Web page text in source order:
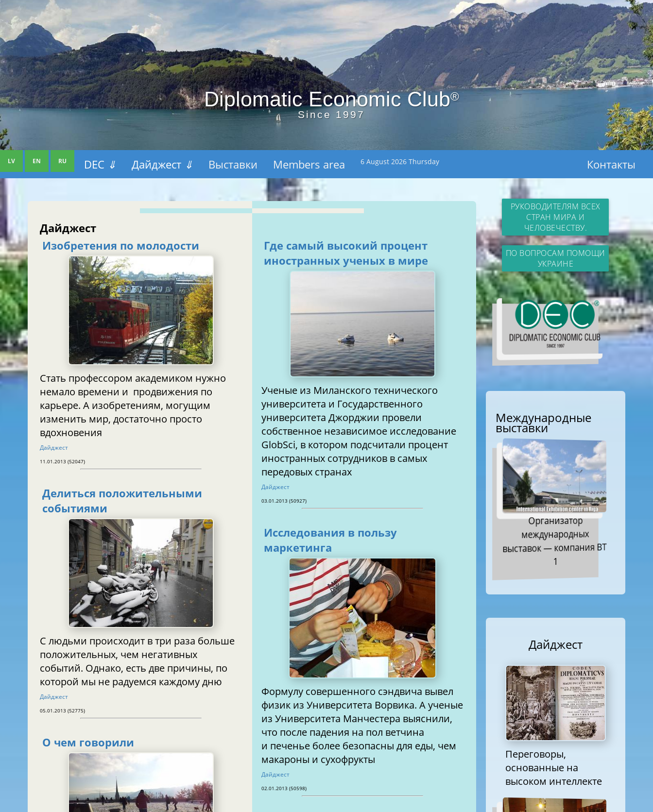
Diplomatic Economic Club®
Since 1997
LV EN RU DEC ⇓ Дайджест ⇓ Выставки Members area 6 August 2026 Thursday Контакты
Дайджест
Изобретения по молодости
Стать профессором академиком нужно
немало времени и продвижения по
карьере. А изобретениям, могущим
изменить мир, достаточно просто
вдохновения
Дайджест
11.01.2013 (52047)
Делиться положительными
событиями
С людьми происходит в три раза больше
положительных, чем негативных
событий. Однако, есть две причины, по
которой мы не радуемся каждому дню
Дайджест
05.01.2013 (52775)
О чем говорили
Где самый высокий процент
иностранных ученых в мире
Ученые из Миланского технического
университета и Государственного
университета Джорджии провели
собственное независимое исследование
GlobSci, в котором подсчитали процент
иностранных сотрудников в самых
передовых странах
Дайджест
03.01.2013 (50927)
Исследования в пользу
маркетинга
Формулу совершенного сэндвича вывел
физик из Университета Ворвика. А ученые
из Университета Манчестера выяснили,
что после падения на пол ветчина
и печенье более безопасны для еды, чем
макароны и сухофрукты
Дайджест
02.01.2013 (50598)
РУКОВОДИТЕЛЯМ ВСЕХ
СТРАН МИРА И
ЧЕЛОВЕЧЕСТВУ.
ПО ВОПРОСАМ ПОМОЩИ
УКРАИНЕ
Международные
выставки
Организатор
международных
выставок — компания ВТ
1
Дайджест
Переговоры,
основанные на
высоком интеллекте